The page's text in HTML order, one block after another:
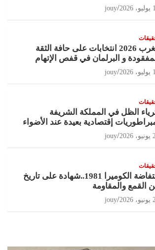
jouy
مغرب 2026 انتخابات على حافة الثقة
و البرلمان في قفص الإتهام
jouy
الظل في المملكة الشريفة
إقتصادية بعيدة عند الأضواء
jouy
انتفاضة الكوميرا 1981..شهادة على تاريخ
القمع والمقاومة
jouy